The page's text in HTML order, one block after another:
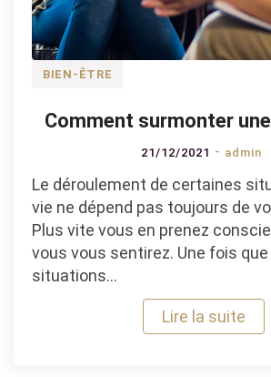
BIEN-ÊTRE
Comment surmonter
21/12/2021 admin
Le déroulement de certaines
vie ne dépend pas toujours de
Plus vite vous en prenez
vous vous sentirez. Une fois
situations…
Lire la suite